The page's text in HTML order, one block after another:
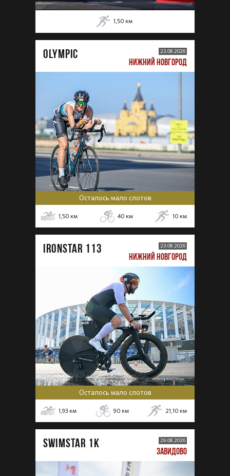
1,50 км
OLYMPIC 23.08.2026
НИЖНИЙ НОВГОРОД
Осталось мало слотов
1,50 км 40 км 10 км
IRONSTAR 113 23.08.2026
НИЖНИЙ НОВГОРОД
Осталось мало слотов
1,93 км 90 км 21,10 км
SWIMSTAR 1K 29.08.2026
ЗАВИДОВО